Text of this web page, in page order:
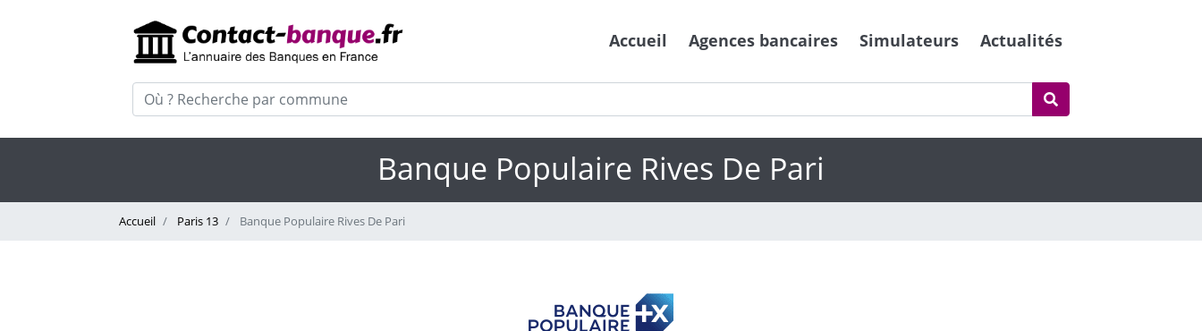
Accueil Agences bancaires Simulateurs Actualités
Banque Populaire Rives De Pari
Accueil Paris 13 Banque Populaire Rives De Pari